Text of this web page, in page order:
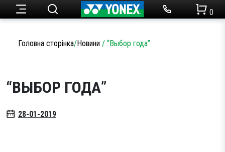
Теніс
Початок сезону
Кросівки для тенісу
Бадмінтон
Початок сезону
Ракетки для бадмінтону
Одяг
Чоловічий одяг
Жіночий одяг
Огляди товарів
Акції
0
Головна сторінка/Новини / “Выбор года”
“ВЫБОР ГОДА”
28-01-2019